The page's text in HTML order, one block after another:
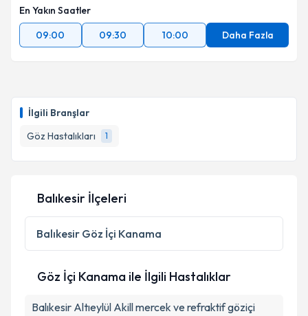
İlgili Branşlar
Göz Hastalıkları
1
En Yakın Saatler
09:00
09:30 10:00 Daha Fazla
Balıkesir İlçeleri
Balıkesir Göz İçi Kanama
Göz İçi Kanama ile İlgili Hastalıklar
Balıkesir Altıeylül Akill mercek ve refraktif göziçi